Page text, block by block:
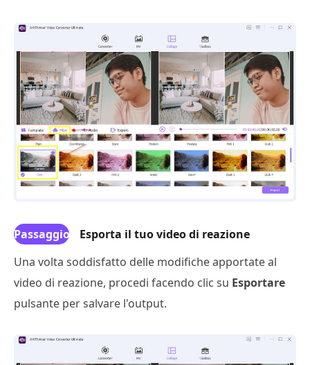
Passaggio
Esporta il tuo video di reazione
Una volta soddisfatto delle modifiche apportate al
video di reazione, procedi facendo clic su Esportare
pulsante per salvare l'output.